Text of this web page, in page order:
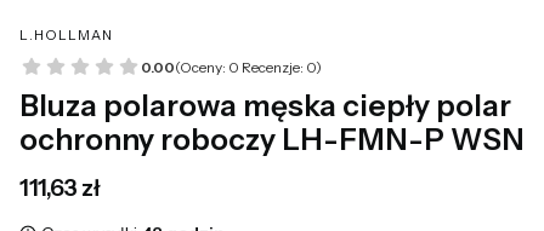
L.HOLLMAN
0.00(Oceny: 0 Recenzje: 0)
Bluza polarowa męska ciepły polar
ochronny roboczy LH-FMN-P WSN
Cena
111,63 zł